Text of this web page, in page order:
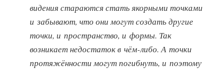
видения стараются стать якорными точками
и забывают, что они могут создать другие
точки, и пространство, и формы. Так
возникает недостаток в чём-либо. А точки
протяжённости могут погибнуть, и поэтому